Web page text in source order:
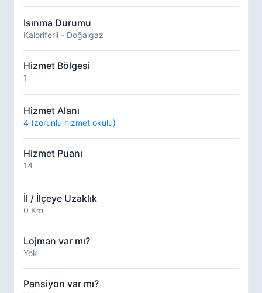
Isınma Durumu
Kaloriferli - Doğalgaz
Hizmet Bölgesi
1
Hizmet Alanı
4 (zorunlu hizmet okulu)
Hizmet Puanı
14
İl / İlçeye Uzaklık
0 Km
Lojman var mı?
Yok
Pansiyon var mı?